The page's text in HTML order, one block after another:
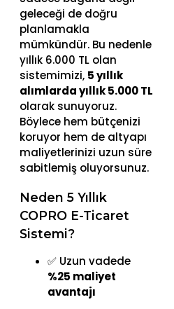
geleceği de doğru
planlamakla
mümkündür. Bu nedenle
yıllık 6.000 TL olan
sistemimizi, 5 yıllık
alımlarda yıllık 5.000 TL
olarak sunuyoruz.
Böylece hem bütçenizi
koruyor hem de altyapı
maliyetlerinizi uzun süre
sabitlemiş oluyorsunuz.
Neden 5 Yıllık
COPRO E-Ticaret
Sistemi?
✅ Uzun vadede
%25 maliyet
avantajı